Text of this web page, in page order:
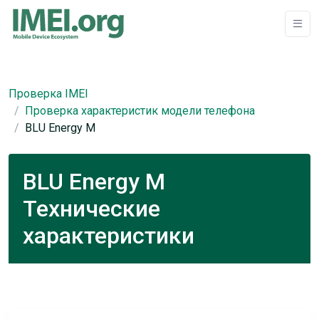
Проверка IMEI
Проверка характеристик модели телефона
BLU Energy M
BLU Energy M
Технические
характеристики